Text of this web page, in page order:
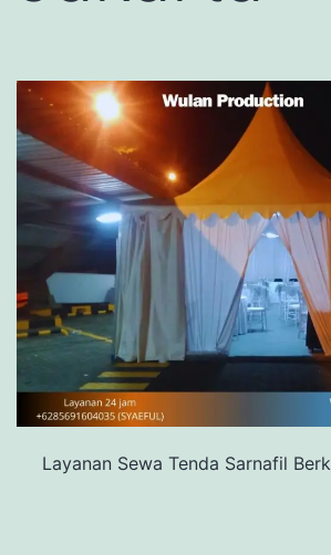
Layanan Sewa Tenda Sarnafil